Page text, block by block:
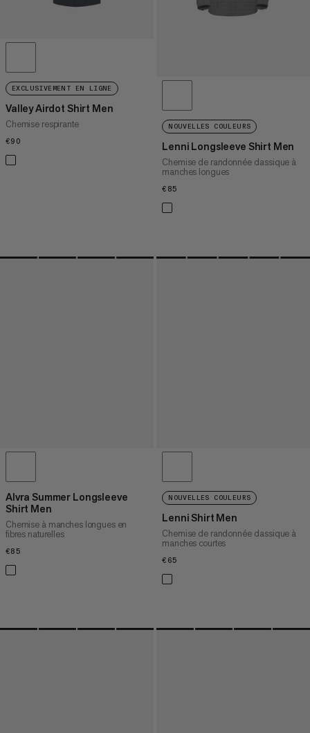
EXCLUSIVEMENT EN LIGNE
Valley Airdot Shirt Men
Chemise respirante
€90
NOUVELLES COULEURS
Lenni Longsleeve Shirt Men
Chemise de randonnée classique à
manches longues
€85
Alvra Summer Longsleeve
Shirt Men
Chemise à manches longues en
fibres naturelles
€85
NOUVELLES COULEURS
Lenni Shirt Men
Chemise de randonnée classique à
manches courtes
€65